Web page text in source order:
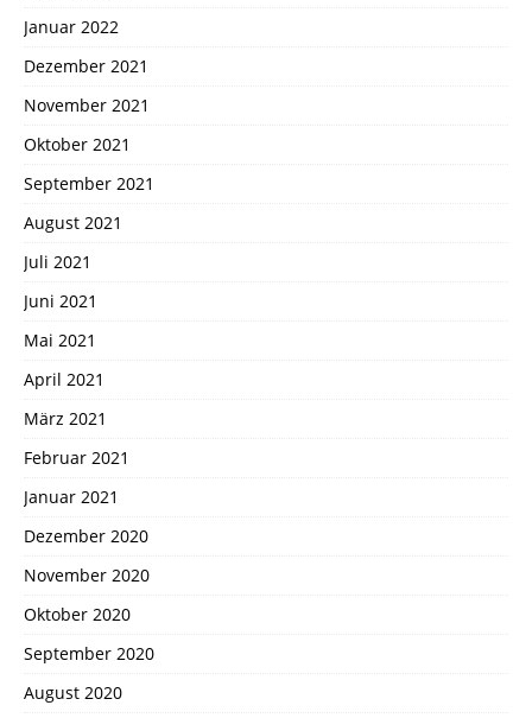
Januar 2022
Dezember 2021
November 2021
Oktober 2021
September 2021
August 2021
Juli 2021
Juni 2021
Mai 2021
April 2021
März 2021
Februar 2021
Januar 2021
Dezember 2020
November 2020
Oktober 2020
September 2020
August 2020